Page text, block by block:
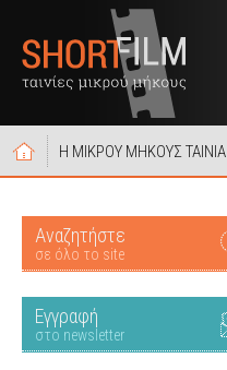
Η ΜΙΚΡΟΥ ΜΗΚΟΥΣ ΤΑΙΝΙΑ
Αναζητήστε
σε όλο το site
Εγγραφή
στο newsletter